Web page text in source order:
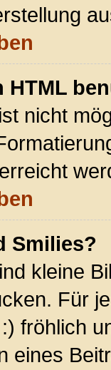
HTML
nicht
Smilies?
kleine
Für
fröhlich
eines